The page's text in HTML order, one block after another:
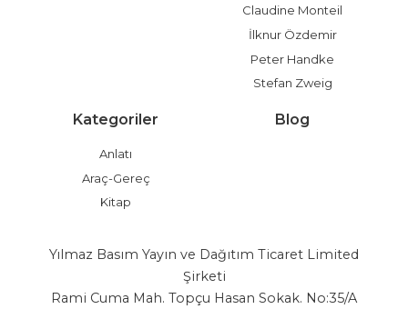
Claudine Monteil
İlknur Özdemir
Peter Handke
Stefan Zweig
Kategoriler
Anlatı
Araç-Gereç
Kitap
Blog
Yılmaz Basım Yayın ve Dağıtım Ticaret Limited
Şirketi
Rami Cuma Mah. Topçu Hasan Sokak. No:35/A